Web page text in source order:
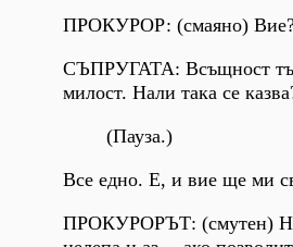
ПРОКУРОР: (смаяно)
СЪПРУГАТА: Всъщност
милост. Нали така се
(Пауза.)
Все едно. Е, и вие ще ми
ПРОКУРОРЪТ: (смутен)